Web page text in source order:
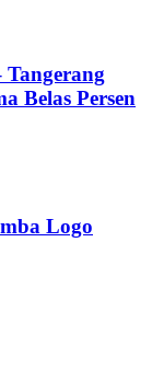
Belas Persen
Logo